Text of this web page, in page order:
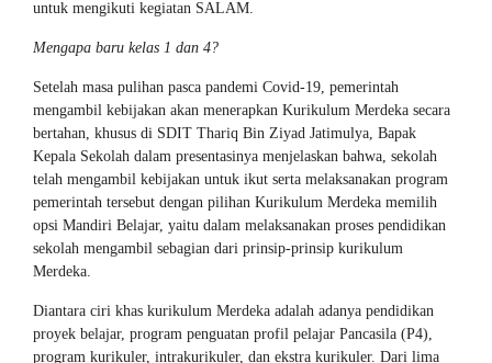
untuk mengikuti kegiatan SALAM.
Mengapa baru kelas 1 dan 4?
Setelah masa pulihan pasca pandemi Covid-19, pemerintah
mengambil kebijakan akan menerapkan Kurikulum Merdeka secara
bertahan, khusus di SDIT Thariq Bin Ziyad Jatimulya, Bapak
Kepala Sekolah dalam presentasinya menjelaskan bahwa, sekolah
telah mengambil kebijakan untuk ikut serta melaksanakan program
pemerintah tersebut dengan pilihan Kurikulum Merdeka memilih
opsi Mandiri Belajar, yaitu dalam melaksanakan proses pendidikan
sekolah mengambil sebagian dari prinsip-prinsip kurikulum
Merdeka.
Diantara ciri khas kurikulum Merdeka adalah adanya pendidikan
proyek belajar, program penguatan profil pelajar Pancasila (P4),
program kurikuler, intrakurikuler, dan ekstra kurikuler. Dari lima